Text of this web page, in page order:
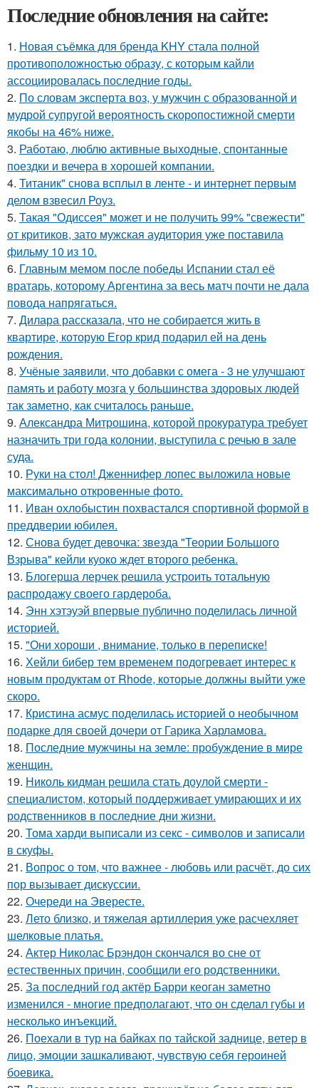
Последние обновления на сайте:
1. Новая съёмка для бренда KHY стала полной
противоположностью образу, с которым кайли
ассоциировалась последние годы.
2. По словам эксперта воз, у мужчин с образованной и
мудрой супругой вероятность скоропостижной смерти
якобы на 46% ниже.
3. Работаю, люблю активные выходные, спонтанные
поездки и вечера в хорошей компании.
4. Титаник" снова всплыл в ленте - и интернет первым
делом взвесил Роуз.
5. Такая "Одиссея" может и не получить 99% "свежести"
от критиков, зато мужская аудитория уже поставила
фильму 10 из 10.
6. Главным мемом после победы Испании стал её
вратарь, которому Аргентина за весь матч почти не дала
повода напрягаться.
7. Дилара рассказала, что не собирается жить в
квартире, которую Егор крид подарил ей на день
рождения.
8. Учёные заявили, что добавки с омега - 3 не улучшают
память и работу мозга у большинства здоровых людей
так заметно, как считалось раньше.
9. Александра Митрошина, которой прокуратура требует
назначить три года колонии, выступила с речью в зале
суда.
10. Руки на стол! Дженнифер лопес выложила новые
максимально откровенные фото.
11. Иван охлобыстин похвастался спортивной формой в
преддверии юбилея.
12. Снова будет девочка: звезда "Теории Большого
Взрыва" кейли куоко ждет второго ребенка.
13. Блогерша лерчек решила устроить тотальную
распродажу своего гардероба.
14. Энн хэтэуэй впервые публично поделилась личной
историей.
15. "Они хороши , внимание, только в переписке!
16. Хейли бибер тем временем подогревает интерес к
новым продуктам от Rhode, которые должны выйти уже
скоро.
17. Кристина асмус поделилась историей о необычном
подарке для своей дочери от Гарика Харламова.
18. Последние мужчины на земле: пробуждение в мире
женщин.
19. Николь кидман решила стать доулой смерти -
специалистом, который поддерживает умирающих и их
родственников в последние дни жизни.
20. Тома харди выписали из секс - символов и записали
в скуфы.
21. Вопрос о том, что важнее - любовь или расчёт, до сих
пор вызывает дискуссии.
22. Очереди на Эвересте.
23. Лето близко, и тяжелая артиллерия уже расчехляет
шелковые платья.
24. Актер Николас Брэндон скончался во сне от
естественных причин, сообщили его родственники.
25. За последний год актёр Барри кеоган заметно
изменился - многие предполагают, что он сделал губы и
несколько инъекций.
26. Поехали в тур на байках по тайской заднице, ветер в
лицо, эмоции зашкаливают, чувствую себя героиней
боевика.